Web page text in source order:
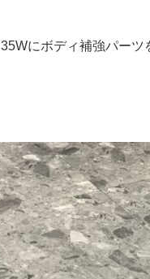
にボディ補強パーツ